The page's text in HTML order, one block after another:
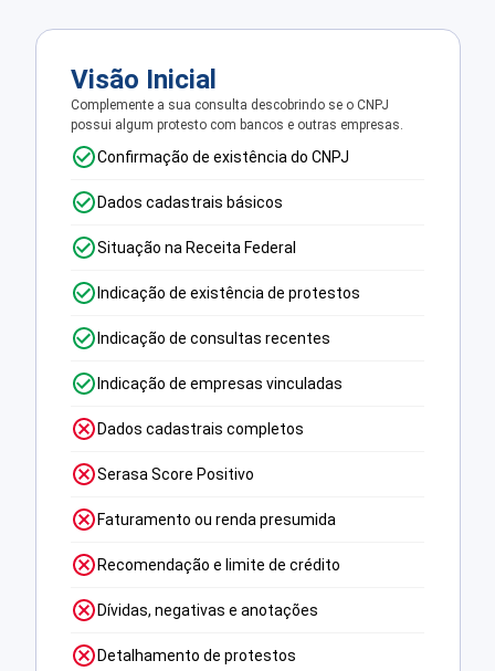
Visão Inicial
Complemente a sua consulta descobrindo se o CNPJ
possui algum protesto com bancos e outras empresas.
Confirmação de existência do CNPJ
Dados cadastrais básicos
Situação na Receita Federal
Indicação de existência de protestos
Indicação de consultas recentes
Indicação de empresas vinculadas
Dados cadastrais completos
Serasa Score Positivo
Faturamento ou renda presumida
Recomendação e limite de crédito
Dívidas, negativas e anotações
Detalhamento de protestos